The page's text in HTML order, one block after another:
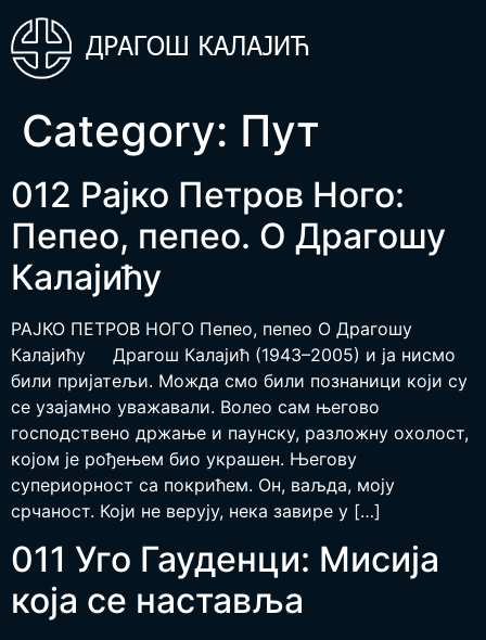
Category: Пут
012 Рајко Петров Ного:
Пепео, пепео. О Драгошу
Калајићу
РАЈКО ПЕТРОВ НОГО Пепео, пепео О Драгошу
Калајићу Драгош Калајић (1943–2005) и ја нисмо
били пријатељи. Можда смо били познаници који су
се узајамно уважавали. Волео сам његово
господствено држање и паунску, разложну охолост,
којом је рођењем био украшен. Његову
супериорност са покрићем. Он, ваљда, моју
срчаност. Који не верују, нека завире у […]
011 Уго Гауденци: Мисија
која се наставља